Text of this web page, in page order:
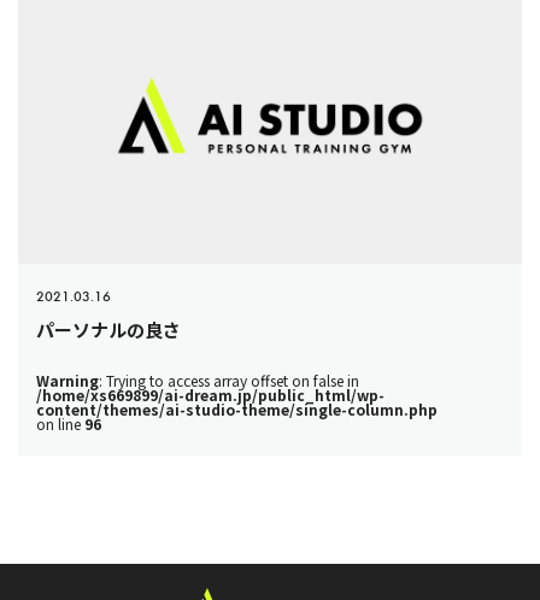
2021.03.16
パーソナルの良さ
Warning: Trying to access array offset on false in
/home/xs669899/ai-dream.jp/public_html/wp-
content/themes/ai-studio-theme/single-column.php
on line 96